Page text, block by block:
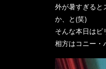
外が暑すぎると
か、と(笑)
そんな本日はビ
相方はコニー・